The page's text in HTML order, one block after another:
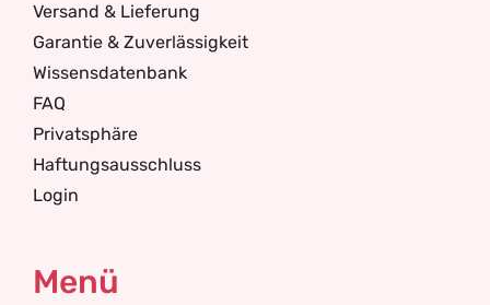
Versand & Lieferung
Garantie & Zuverlässigkeit
Wissensdatenbank
FAQ
Privatsphäre
Haftungsausschluss
Login
Menü